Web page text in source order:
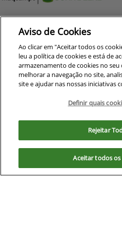
Equipamentos
Mapa do site
Política de privacidade
CNPJ:
No trânsito, enxergar o
salva vidas.
. Ao seguir
concorda com nossas políticas.
Aviso de Cookies
Ao clicar em "Aceitar todos os
leu a política de cookies e está de
armazenamento de cookies no
melhorar a navegação no site,
site e ajudar nas nossas iniciativas
Definir quais
Rejeitar
Aceitar todos